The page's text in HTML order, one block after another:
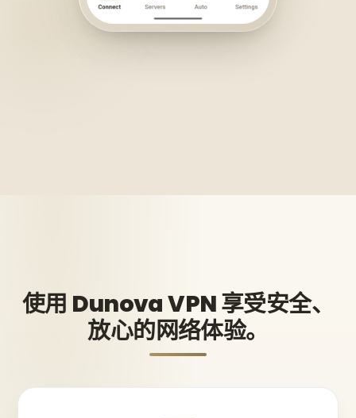
使用 Dunova VPN 享受安全、
放心的网络体验。